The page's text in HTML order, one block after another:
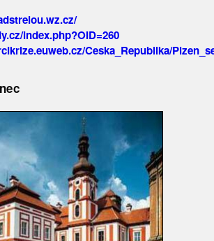
index.php?OID=260
Ceska_Republika/